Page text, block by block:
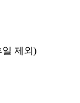
일 제외)